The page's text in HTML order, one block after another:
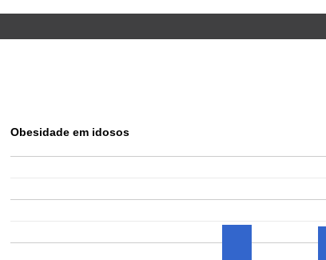
Obesidade em idosos